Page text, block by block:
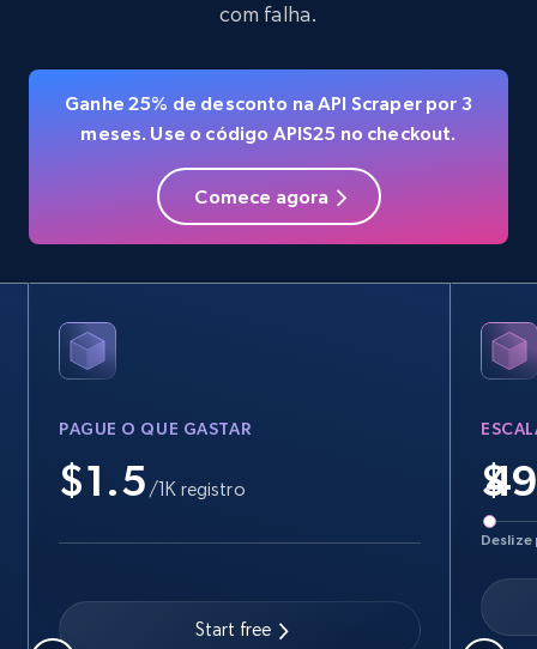
com falha.
Ganhe 25% de desconto na API Scraper por 3
meses. Use o código APIS25 no checkout.
Comece agora
PAGUE O QUE GASTAR
$1.5 /1K registro
Start free
$
Deslize